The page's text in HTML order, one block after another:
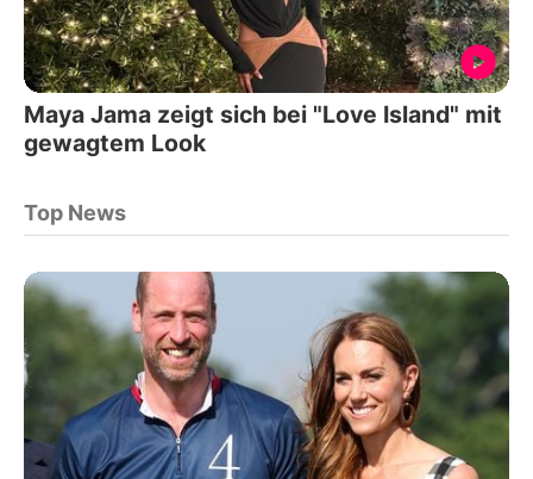
Maya Jama zeigt sich bei "Love Island" mit
gewagtem Look
Top News